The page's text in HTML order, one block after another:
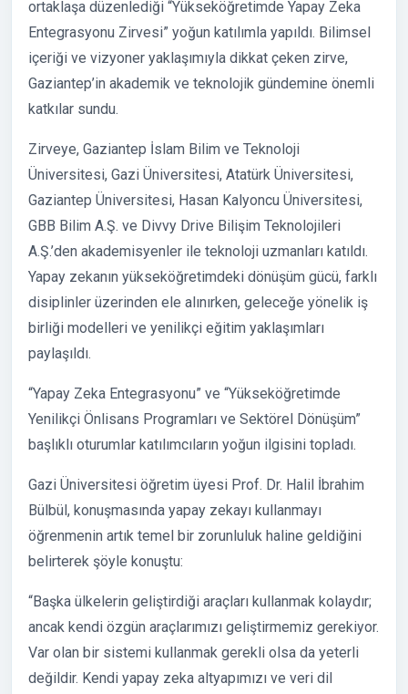
ortaklaşa düzenlediği “Yükseköğretimde Yapay Zeka
Entegrasyonu Zirvesi” yoğun katılımla yapıldı. Bilimsel
içeriği ve vizyoner yaklaşımıyla dikkat çeken zirve,
Gaziantep’in akademik ve teknolojik gündemine önemli
katkılar sundu.
Zirveye, Gaziantep İslam Bilim ve Teknoloji
Üniversitesi, Gazi Üniversitesi, Atatürk Üniversitesi,
Gaziantep Üniversitesi, Hasan Kalyoncu Üniversitesi,
GBB Bilim A.Ş. ve Divvy Drive Bilişim Teknolojileri
A.Ş.’den akademisyenler ile teknoloji uzmanları katıldı.
Yapay zekanın yükseköğretimdeki dönüşüm gücü, farklı
disiplinler üzerinden ele alınırken, geleceğe yönelik iş
birliği modelleri ve yenilikçi eğitim yaklaşımları
paylaşıldı.
“Yapay Zeka Entegrasyonu” ve “Yükseköğretimde
Yenilikçi Önlisans Programları ve Sektörel Dönüşüm”
başlıklı oturumlar katılımcıların yoğun ilgisini topladı.
Gazi Üniversitesi öğretim üyesi Prof. Dr. Halil İbrahim
Bülbül, konuşmasında yapay zekayı kullanmayı
öğrenmenin artık temel bir zorunluluk haline geldiğini
belirterek şöyle konuştu:
“Başka ülkelerin geliştirdiği araçları kullanmak kolaydır;
ancak kendi özgün araçlarımızı geliştirmemiz gerekiyor.
Var olan bir sistemi kullanmak gerekli olsa da yeterli
değildir. Kendi yapay zeka altyapımızı ve veri dil